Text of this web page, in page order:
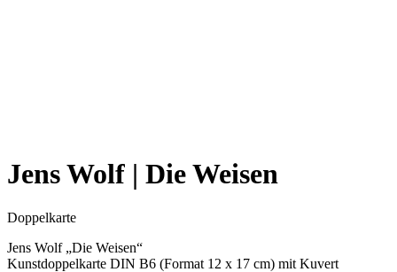
Jens Wolf | Die Weisen
Doppelkarte
Jens Wolf „Die Weisen“
Kunstdoppelkarte DIN B6 (Format 12 x 17 cm) mit Kuvert